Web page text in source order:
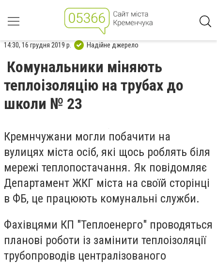
14:30, 16 грудня 2019 р. Надійне джерело
Комунальники міняють
теплоізоляцію на трубах до
школи № 23
Кремнчужани могли побачити на
вулицях міста осіб, які щось роблять біля
мережі теплопостачання. Як повідомляє
Департамент ЖКГ міста на своїй сторінці
в ФБ, це працюють комунальні служби.
Фахівцями КП "Теплоенерго" проводяться
планові роботи із замінити теплоізоляції
трубопроводів централізованого